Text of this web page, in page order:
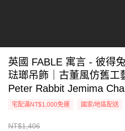
英國 FABLE 寓言 - 彼得
琺瑯吊飾｜古董風仿舊工
宅配滿NT$1,000免運 國家/地區配送
NT$1,406